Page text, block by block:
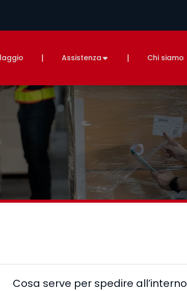
| Assistenza | Chi siamo
Cosa serve per spedire all’interno